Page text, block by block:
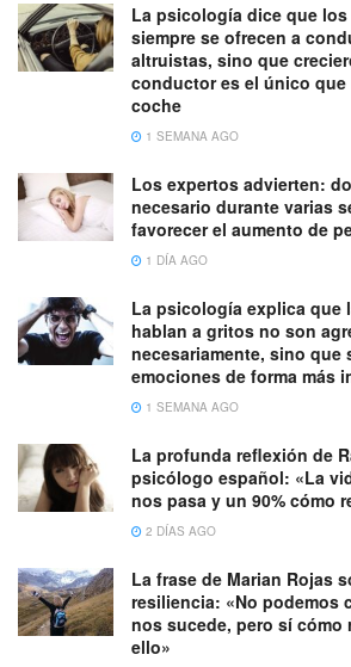
La psicología dice que
siempre se ofrecen a
altruistas, sino que
conductor es el único que
coche
1 SEMANA AGO
Los expertos advierten:
necesario durante varias
favorecer el aumento de
1 DÍA AGO
La psicología explica que
hablan a gritos no son
necesariamente, sino que
emociones de forma más
1 SEMANA AGO
La profunda reflexión de
psicólogo español: «La
nos pasa y un 90% cómo
2 DÍAS AGO
La frase de Marian Rojas
resiliencia: «No podemos
nos sucede, pero sí cómo
ello»